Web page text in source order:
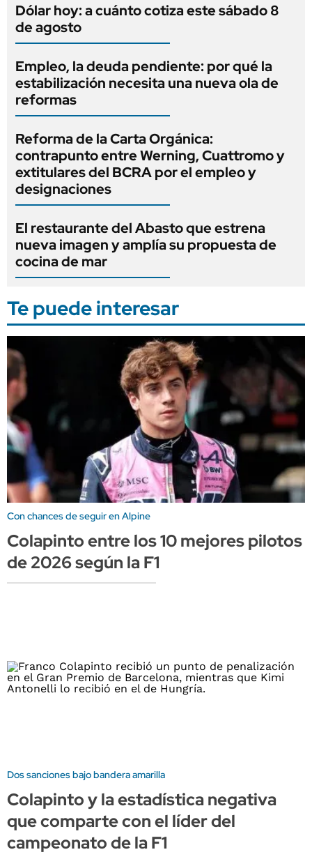
Dólar hoy: a cuánto cotiza este sábado 8
de agosto
Empleo, la deuda pendiente: por qué la
estabilización necesita una nueva ola de
reformas
Reforma de la Carta Orgánica:
contrapunto entre Werning, Cuattromo y
extitulares del BCRA por el empleo y
designaciones
El restaurante del Abasto que estrena
nueva imagen y amplía su propuesta de
cocina de mar
Te puede interesar
Con chances de seguir en Alpine
Colapinto entre los 10 mejores pilotos
de 2026 según la F1
Dos sanciones bajo bandera amarilla
Colapinto y la estadística negativa
que comparte con el líder del
campeonato de la F1